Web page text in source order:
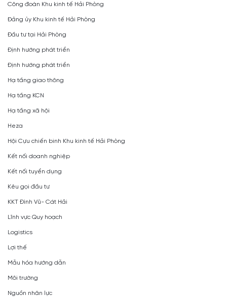
Công đoàn Khu kinh tế Hải Phòng
Đảng ủy Khu kinh tế Hải Phòng
Đầu tư tại Hải Phòng
Định hướng phát triển
Định hướng phát triển
Hạ tầng giao thông
Hạ tầng KCN
Hạ tầng xã hội
Heza
Hội Cựu chiến binh Khu kinh tế Hải Phòng
Kết nối doanh nghiệp
Kết nối tuyển dụng
Kêu gọi đầu tư
KKT Đình Vũ- Cát Hải
Lĩnh vực Quy hoạch
Logistics
Lợi thế
Mẫu hóa hướng dẫn
Môi trường
Nguồn nhân lực